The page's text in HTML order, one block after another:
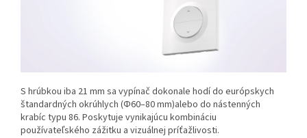
S hrúbkou iba 21 mm sa vypínač dokonale hodí do európskych
štandardných okrúhlych (Φ60–80 mm)alebo do nástenných
krabíc typu 86. Poskytuje vynikajúcu kombináciu
používateľského zážitku a vizuálnej príťažlivosti.